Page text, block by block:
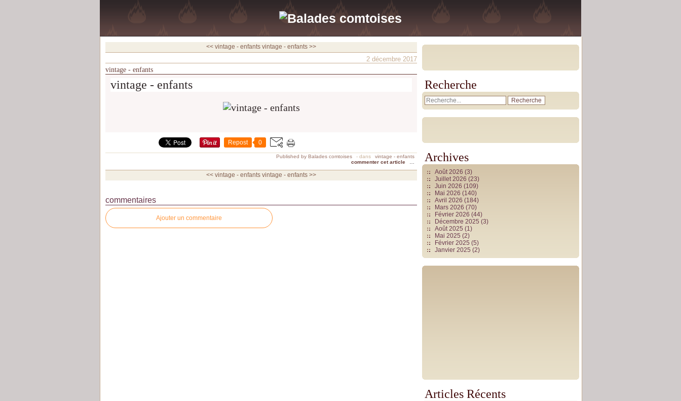
<< vintage - enfants vintage - enfants >>
2 décembre 2017
vintage - enfants
vintage - enfants
Repost 0
Published by Balades comtoises - dans
vintage - enfants
commenter cet article
<< vintage - enfants vintage - enfants >>
commentaires
Ajouter un commentaire
Recherche
Archives
Août 2026 (3)
Juillet 2026 (23)
Juin 2026 (109)
Mai 2026 (140)
Avril 2026 (184)
Mars 2026 (70)
Février 2026 (44)
Décembre 2025 (3)
Août 2025 (1)
Mai 2025 (2)
Février 2025 (5)
Janvier 2025 (2)
Articles Récents